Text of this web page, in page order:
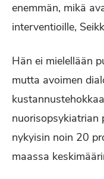
enemmän, mikä
interventioille,
Hän ei mielellään
mutta avoimen
nuorisopsykiatrian
nykyisin noin 20
maassa